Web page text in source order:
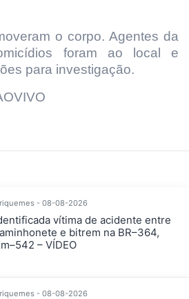
o corpo. Agentes da
foram ao local e
para investigação.
- 08-08-2026
vítima de acidente entre
e bitrem na BR–364,
– VÍDEO
- 08-08-2026